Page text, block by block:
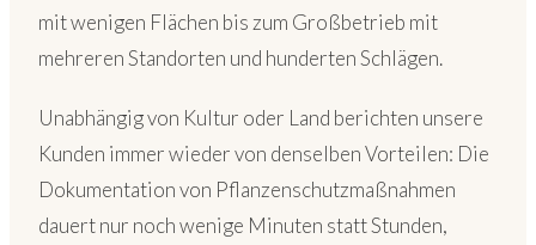
mit wenigen Flächen bis zum Großbetrieb mit
mehreren Standorten und hunderten Schlägen.
Unabhängig von Kultur oder Land berichten unsere
Kunden immer wieder von denselben Vorteilen: Die
Dokumentation von Pflanzenschutzmaßnahmen
dauert nur noch wenige Minuten statt Stunden,